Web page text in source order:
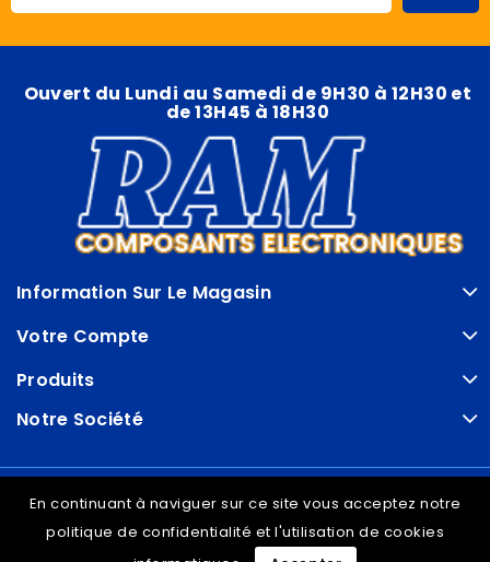
Ouvert du Lundi au Samedi de 9H30 à 12H30 et
de 13H45 à 18H30
Information Sur Le Magasin
Votre Compte
Produits
Notre Société
© VDRAM - 2026
En continuant à naviguer sur ce site vous acceptez notre
politique de confidentialité et l'utilisation de cookies